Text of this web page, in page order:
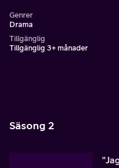
Genrer
Drama
Tillgänglig
Tillgänglig 3+ månader
Säsong 2